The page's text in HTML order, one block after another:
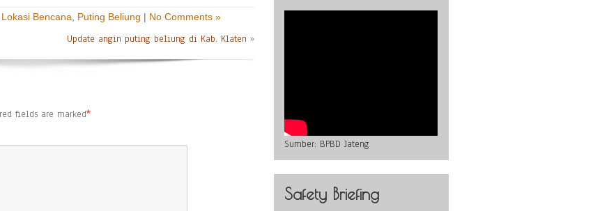
Lokasi Bencana Puting Beliung | No Comments »
Update angin puting beliung di Kab. Klaten »
fields are marked*
Sumber: BPBD Jateng
Safety Briefing